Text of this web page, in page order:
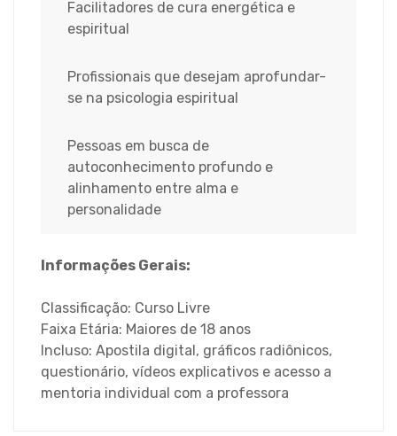
Facilitadores de cura energética e
espiritual
Profissionais que desejam aprofundar-
se na psicologia espiritual
Pessoas em busca de
autoconhecimento profundo e
alinhamento entre alma e
personalidade
Informações Gerais:
Classificação: Curso Livre
Faixa Etária: Maiores de 18 anos
Incluso: Apostila digital, gráficos radiônicos,
questionário, vídeos explicativos e acesso a
mentoria individual com a professora